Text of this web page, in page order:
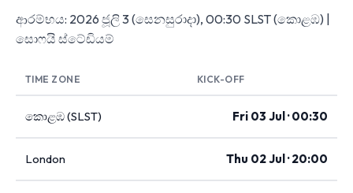
ආරම්භය: 2026 ජූලි 3 (සෙනසුරාදා), 00:30 SLST (කොළඹ) |
සොෆයි ස්ටේඩියම්
TIME ZONE KICK-OFF
කොළඹ (SLST) Fri 03 Jul · 00:30
London Thu 02 Jul · 20:00